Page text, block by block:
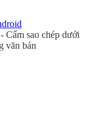
sao chép dưới
văn bản